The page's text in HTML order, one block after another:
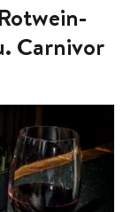
Carnivor